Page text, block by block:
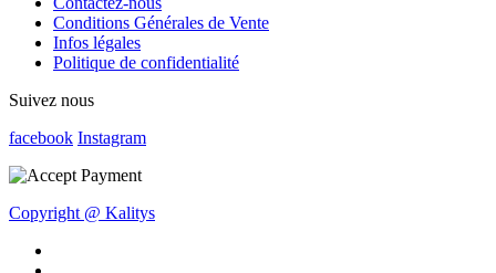
Conditions Générales de Vente
Infos légales
Politique de confidentialité
Suivez nous
facebook Instagram
Copyright @ Kalitys